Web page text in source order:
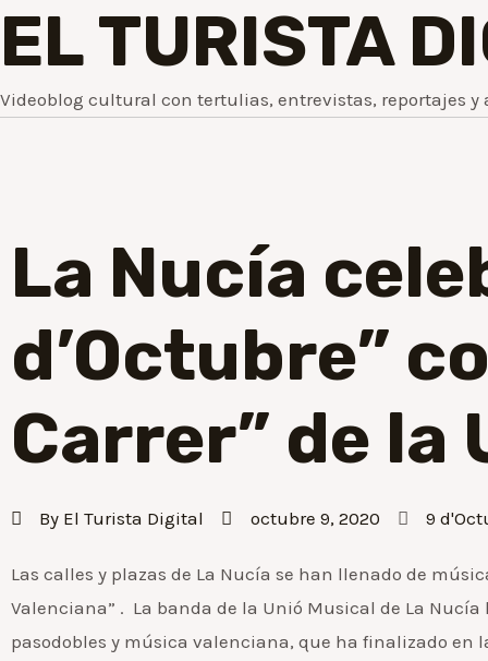
EL TURISTA
Videoblog cultural con tertulias, entrevistas, reportajes y
La Nucía
d’Octubre”
Carrer” de la
By El Turista Digital octubre 9, 2020 9
Las calles y plazas de La Nucía se han llenado de
Valenciana” . La banda de la Unió Musical de La
pasodobles y música valenciana, que ha finalizado en